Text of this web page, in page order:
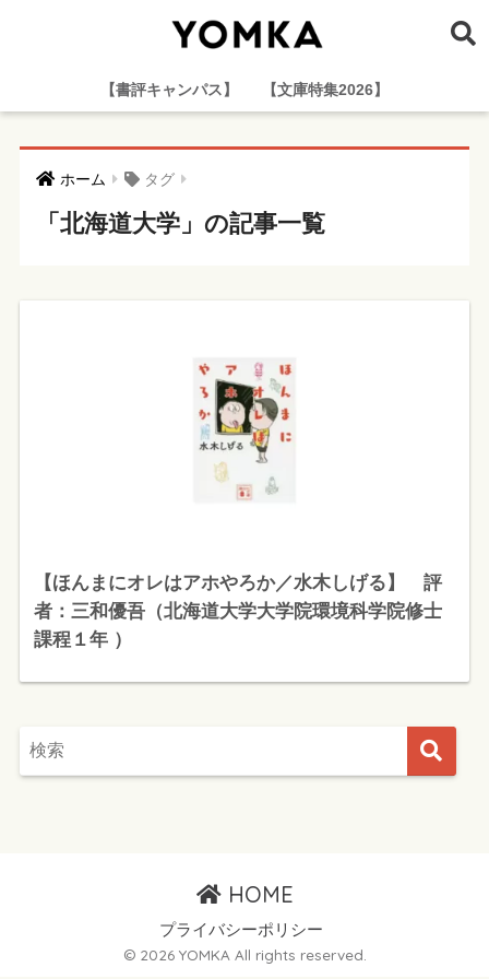
【書評キャンパス】 【文庫特集2026】
ホーム タグ
「北海道大学」の記事一覧
【ほんまにオレはアホやろか／水木しげる】 評
者：三和優吾（北海道大学大学院環境科学院修士
課程１年 ）
HOME
プライバシーポリシー
© 2026 YOMKA All rights reserved.